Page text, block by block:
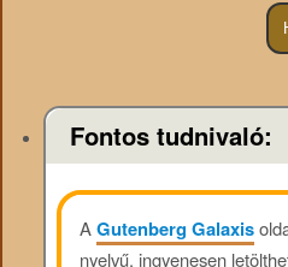
Fontos tudnivaló:
AGutenberg Galaxis
nyelvű, ingyenesen